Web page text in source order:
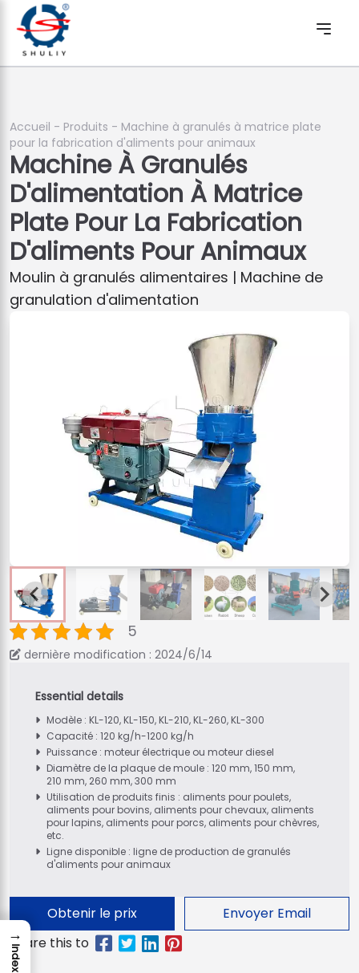
Accueil - Produits - Machine à granulés à matrice plate
pour la fabrication d'aliments pour animaux
Machine À Granulés
D'alimentation À Matrice
Plate Pour La Fabrication
D'aliments Pour Animaux
Moulin à granulés alimentaires | Machine de
granulation d'alimentation
5
dernière modification : 2024/6/14
Modèle : KL-120, KL-150, KL-210, KL-260, KL-300
Capacité : 120 kg/h-1200 kg/h
Puissance : moteur électrique ou moteur diesel
Diamètre de la plaque de moule : 120 mm, 150 mm,
210 mm, 260 mm, 300 mm
Utilisation de produits finis : aliments pour poulets,
aliments pour bovins, aliments pour chevaux, aliments
pour lapins, aliments pour porcs, aliments pour chèvres,
etc.
Ligne disponible : ligne de production de granulés
d'aliments pour animaux
Obtenir le prix Envoyer Email
→
Index